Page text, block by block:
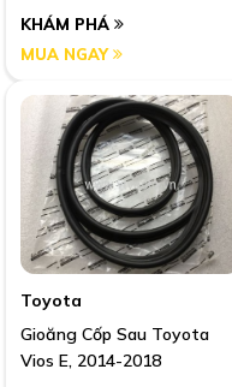
KHÁM PHÁ
MUA NGAY
Toyota
Gioăng Cốp Sau Toyota
Vios E, 2014-2018